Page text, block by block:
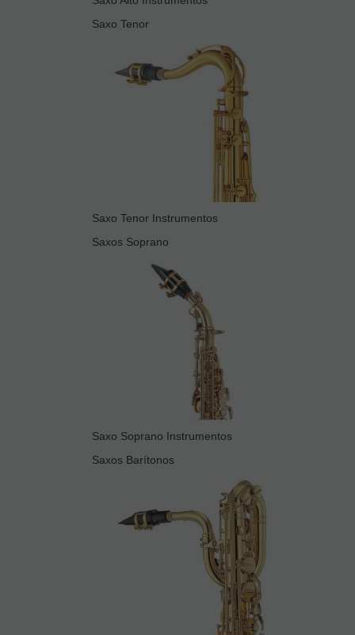
Saxo Tenor
Saxo Tenor Instrumentos
Saxos Soprano
Saxo Soprano Instrumentos
Saxos Barítonos